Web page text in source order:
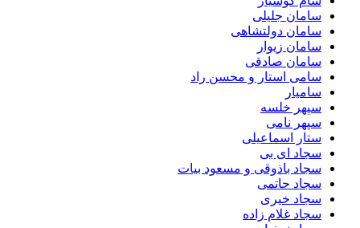
سامان جلیلی
سامان دولتشاهی
سامان زیوار
سامان صادقی
سامی استار و محسن راد
سامیار
سپهر خلسه
سپهر نامی
ستار اسماعیلی
سجاد ای بی
سجاد باذوقی و مسعود بیات
سجاد حاتمی
سجاد خیری
سجاد غلام زاده